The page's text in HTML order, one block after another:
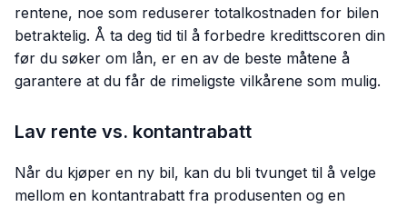
rentene, noe som reduserer totalkostnaden for bilen
betraktelig. Å ta deg tid til å forbedre kredittscoren din
før du søker om lån, er en av de beste måtene å
garantere at du får de rimeligste vilkårene som mulig.
Lav rente vs. kontantrabatt
Når du kjøper en ny bil, kan du bli tvunget til å velge
mellom en kontantrabatt fra produsenten og en